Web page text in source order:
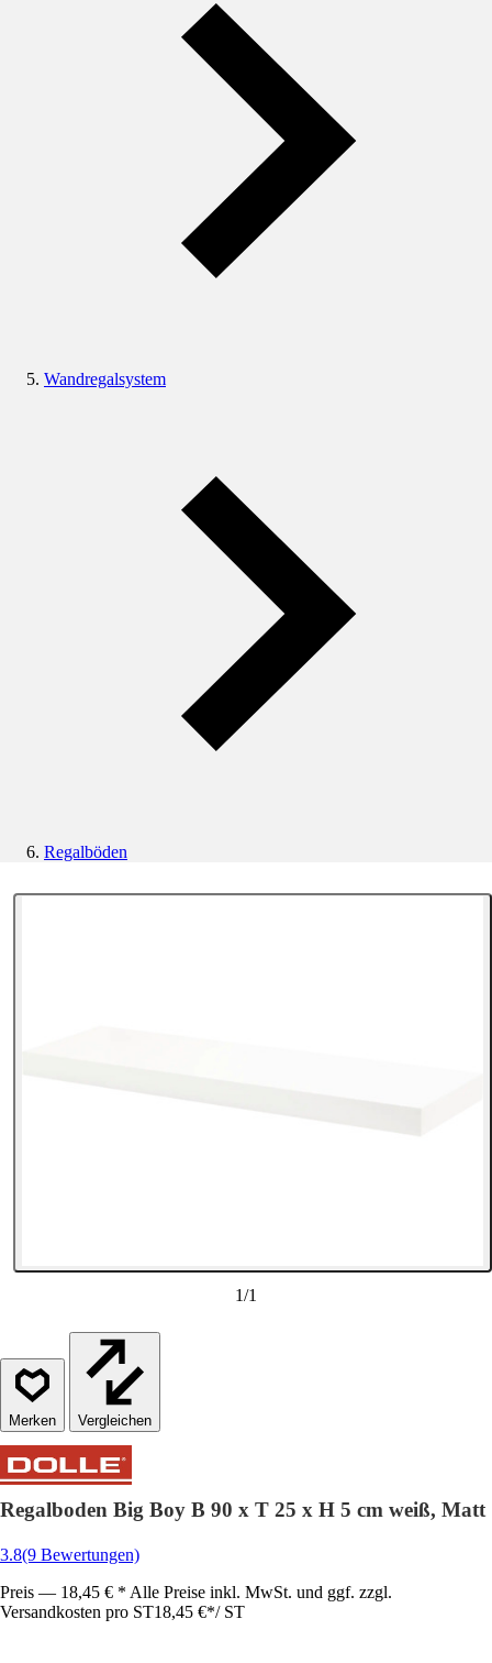
Wandregalsystem
Regalböden
1/1
Vergleichen
Regalboden Big Boy B 90 x T 25 x H 5 cm weiß, Matt
3.8(9 Bewertungen)
Preis — 18,45 € * Alle Preise inkl. MwSt. und ggf. zzgl.
Versandkosten pro ST18,45 €*/ ST